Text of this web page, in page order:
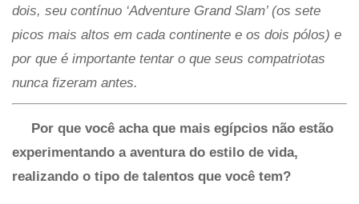
dois, seu contínuo ‘Adventure Grand Slam’ (os sete
picos mais altos em cada continente e os dois pólos) e
por que é importante tentar o que seus compatriotas
nunca fizeram antes.
Por que você acha que mais egípcios não estão
experimentando a aventura do estilo de vida,
realizando o tipo de talentos que você tem?